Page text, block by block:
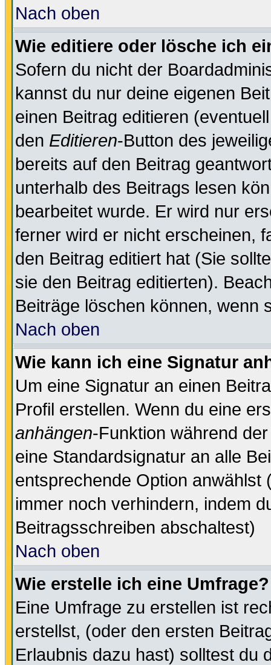
Nach oben
Wie editiere oder lösche ich
Sofern du nicht der
kannst du nur deine eigenen
einen Beitrag editieren
den Editieren-Button des
bereits auf den Beitrag
unterhalb des Beitrags lesen
bearbeitet wurde. Er wird nur
ferner wird er nicht erscheinen,
den Beitrag editiert hat (Sie
sie den Beitrag editierten).
Beiträge löschen können, wenn
Nach oben
Wie kann ich eine Signatur
Um eine Signatur an einen
Profil erstellen. Wenn du eine
anhängen-Funktion während
eine Standardsignatur an alle
entsprechende Option anwählst
immer noch verhindern, indem
Beitragsschreiben abschaltest)
Nach oben
Wie erstelle ich eine Umfrage?
Eine Umfrage zu erstellen ist
erstellst, (oder den ersten
Erlaubnis dazu hast) solltest du